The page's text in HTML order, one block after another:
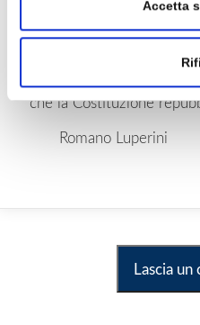
Accetta
riempirli di contenuti di
che ogni lettura in classe
che la Costituzione
Romano Luperini
Lascia